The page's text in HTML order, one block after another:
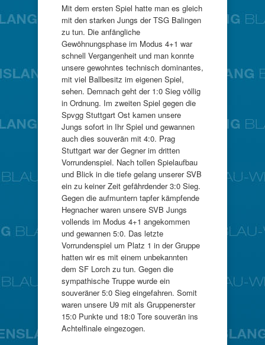
Mit dem ersten Spiel hatte man es gleich
mit den starken Jungs der TSG Balingen
zu tun. Die anfängliche
Gewöhnungsphase im Modus 4+1 war
schnell Vergangenheit und man konnte
unsere gewohntes technisch dominantes,
mit viel Ballbesitz im eigenen Spiel,
sehen. Demnach geht der 1:0 Sieg völlig
in Ordnung. Im zweiten Spiel gegen die
Spvgg Stuttgart Ost kamen unsere
Jungs sofort in Ihr Spiel und gewannen
auch dies souverän mit 4:0. Prag
Stuttgart war der Gegner im dritten
Vorrundenspiel. Nach tollen Spielaufbau
und Blick in die tiefe gelang unserer SVB
ein zu keiner Zeit gefährdender 3:0 Sieg.
Gegen die aufmuntern tapfer kämpfende
Hegnacher waren unsere SVB Jungs
vollends im Modus 4+1 angekommen
und gewannen 5:0. Das letzte
Vorrundenspiel um Platz 1 in der Gruppe
hatten wir es mit einem unbekannten
dem SF Lorch zu tun. Gegen die
sympathische Truppe wurde ein
souveräner 5:0 Sieg eingefahren. Somit
waren unsere U9 mit als Gruppenerster
15:0 Punkte und 18:0 Tore souverän ins
Achtelfinale eingezogen.